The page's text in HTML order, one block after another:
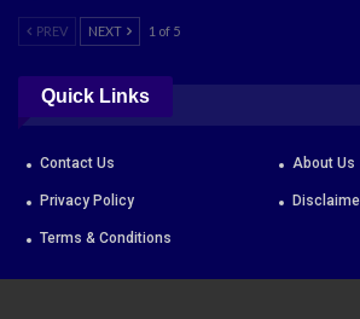
PREV NEXT 1 of 5
Quick Links
Contact Us About Us
Privacy Policy
Terms & Conditions